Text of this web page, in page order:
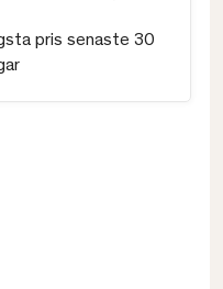
pris senaste 30